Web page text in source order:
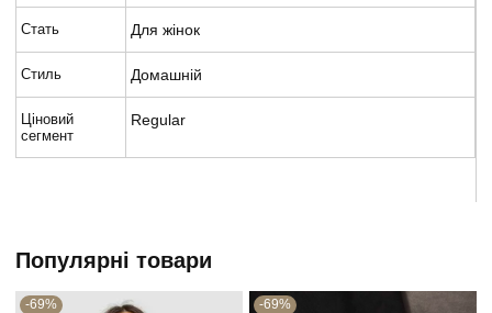
Стать Для жінок
Стиль Домашній
Ціновий
сегмент
Regular
Популярні товари
-69% -69%